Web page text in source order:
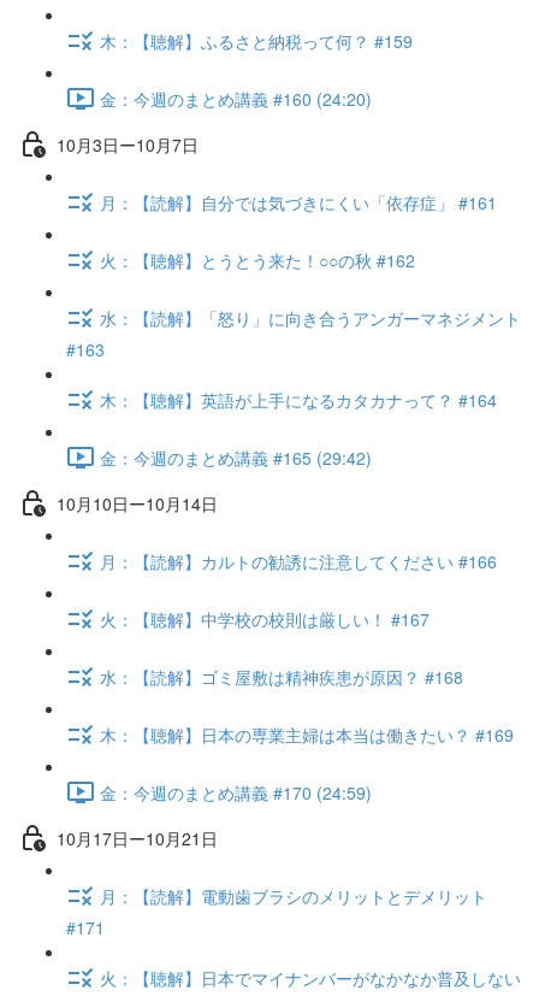
木：【聴解】ふるさと納税って何？ #159
金：今週のまとめ講義 #160 (24:20)
10月3日ー10月7日
月：【読解】自分では気づきにくい「依存症」 #161
火：【聴解】とうとう来た！○○の秋 #162
水：【読解】「怒り」に向き合うアンガーマネジメント
#163
木：【聴解】英語が上手になるカタカナって？ #164
金：今週のまとめ講義 #165 (29:42)
10月10日ー10月14日
月：【読解】カルトの勧誘に注意してください #166
火：【聴解】中学校の校則は厳しい！ #167
水：【読解】ゴミ屋敷は精神疾患が原因？ #168
木：【聴解】日本の専業主婦は本当は働きたい？ #169
金：今週のまとめ講義 #170 (24:59)
10月17日ー10月21日
月：【読解】電動歯ブラシのメリットとデメリット
#171
火：【聴解】日本でマイナンバーがなかなか普及しない